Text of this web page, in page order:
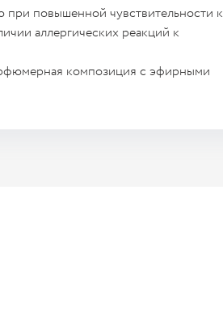
при повышенной чувствительности к
аллергических реакций к
композиция с эфирными